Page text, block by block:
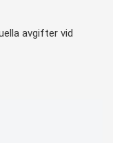
avgifter vid